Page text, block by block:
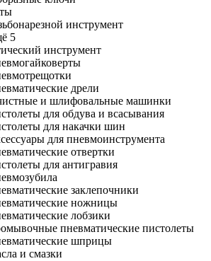
инструмент
5
инструмент
дрели
и шлифовальные машинки
для обдува и всасывания
для накачки шин
для пневмоинструмента
отвертки
для антигравия
заклепочники
ножницы
лобзики
пневматические пистолеты
шприцы
и смазки